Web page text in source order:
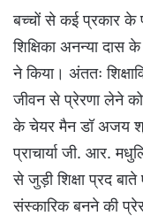
बच्चों से कई प्रकार के
शिक्षिका अनन्या दास
ने किया। अंततः
जीवन से प्रेरणा लेने
के चेयर मैन डॉ अजय
प्राचार्या जी. आर.
से जुड़ी शिक्षा प्रद
संस्कारिक बनने की